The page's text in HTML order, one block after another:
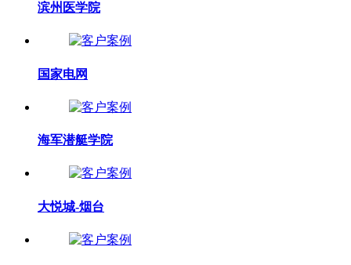
滨州医学院
国家电网
海军潜艇学院
大悦城-烟台